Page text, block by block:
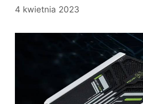
4 kwietnia 2023